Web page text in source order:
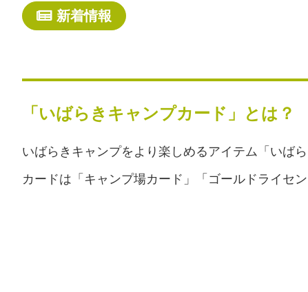
新着情報
「いばらきキャンプカード」とは？
いばらきキャンプをより楽しめるアイテム「いば
カードは「キャンプ場カード」「ゴールドライセ